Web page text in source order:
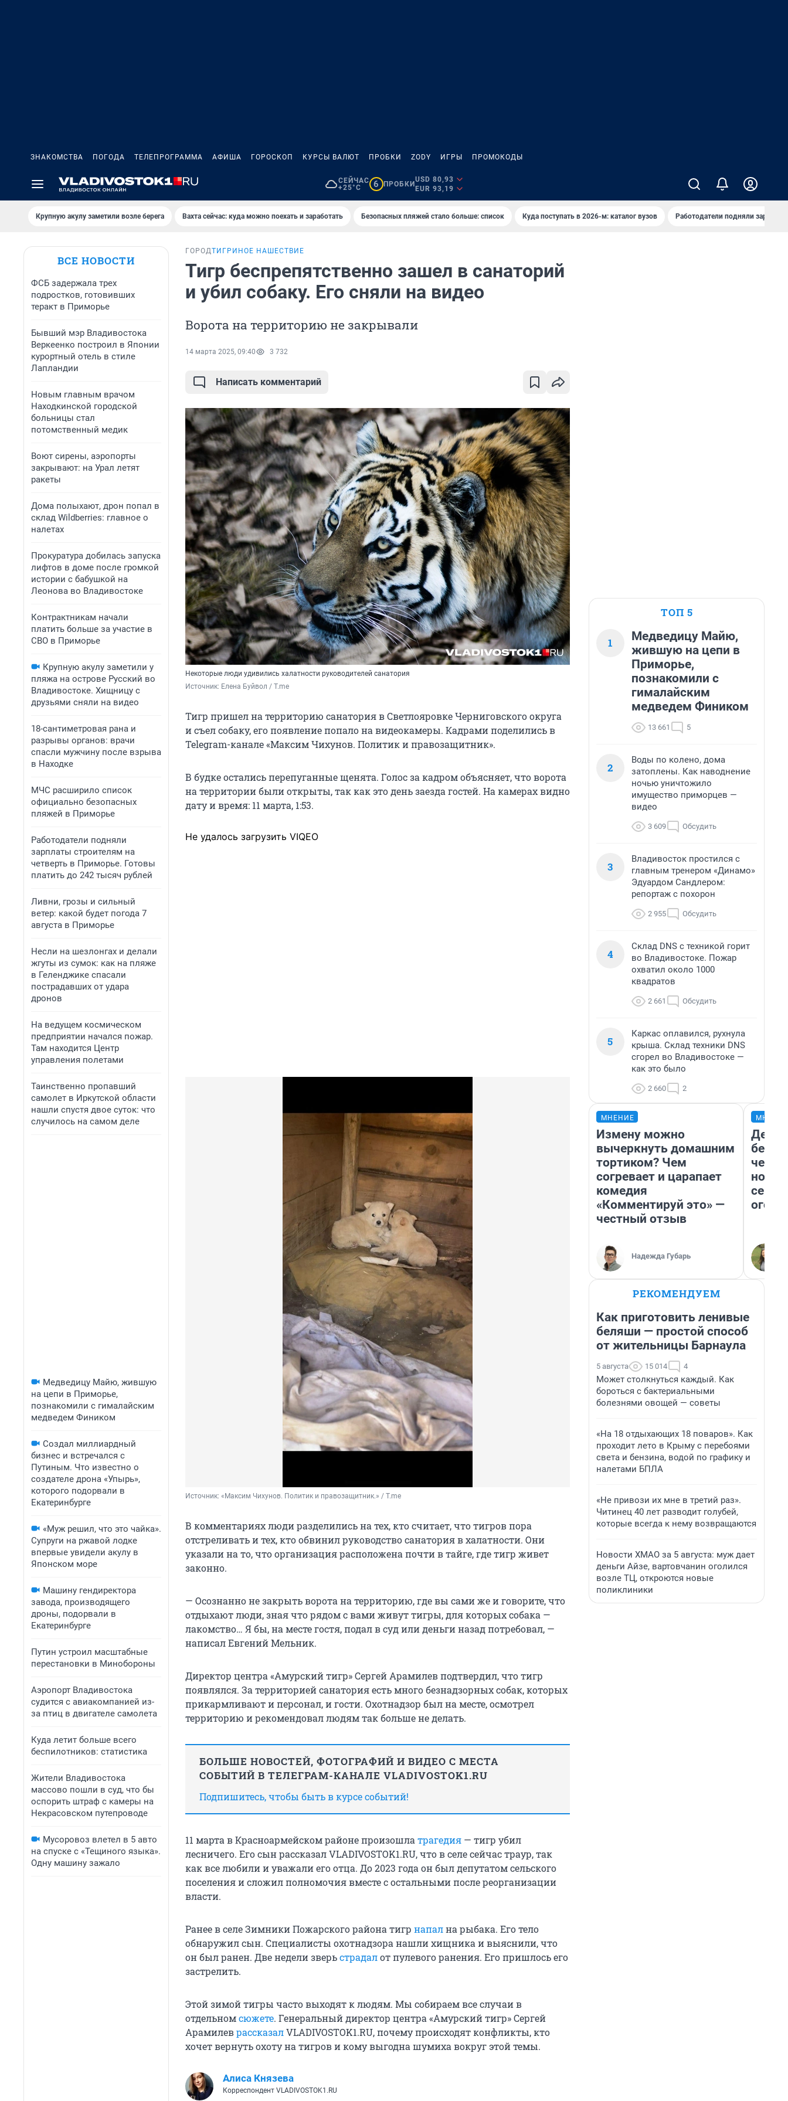
ЗНАКОМСТВА ПОГОДА ТЕЛЕПРОГРАММА АФИША ГОРОСКОП КУРСЫ ВАЛЮТ ПРОБКИ ZODY ИГРЫ ПРОМОКОДЫ
СЕЙЧАС
+25°C
6 ПРОБКИ
USD 80,93
EUR 93,19
Крупную акулу заметили возле берега Вахта сейчас: куда можно поехать и заработать Безопасных пляжей стало больше: список Куда поступать в 2026-м: каталог вузов Работодатели подняли
ВСЕ НОВОСТИ
ФСБ задержала трех
подростков, готовивших
теракт в Приморье
Бывший мэр Владивостока
Веркеенко построил в Японии
курортный отель в стиле
Лапландии
Новым главным врачом
Находкинской городской
больницы стал
потомственный медик
Воют сирены, аэропорты
закрывают: на Урал летят
ракеты
Дома полыхают, дрон попал в
склад Wildberries: главное о
налетах
Прокуратура добилась запуска
лифтов в доме после громкой
истории с бабушкой на
Леонова во Владивостоке
Контрактникам начали
платить больше за участие в
СВО в Приморье
Крупную акулу заметили у
пляжа на острове Русский во
Владивостоке. Хищницу с
друзьями сняли на видео
18-сантиметровая рана и
разрывы органов: врачи
спасли мужчину после взрыва
в Находке
МЧС расширило список
официально безопасных
пляжей в Приморье
Работодатели подняли
зарплаты строителям на
четверть в Приморье. Готовы
платить до 242 тысяч рублей
Ливни, грозы и сильный
ветер: какой будет погода 7
августа в Приморье
Несли на шезлонгах и делали
жгуты из сумок: как на пляже
в Геленджике спасали
пострадавших от удара
дронов
На ведущем космическом
предприятии начался пожар.
Там находится Центр
управления полетами
Таинственно пропавший
самолет в Иркутской области
нашли спустя двое суток: что
случилось на самом деле
Медведицу Майю, жившую
на цепи в Приморье,
познакомили с гималайским
медведем Фиником
Создал миллиардный
бизнес и встречался с
Путиным. Что известно о
создателе дрона «Упырь»,
которого подорвали в
Екатеринбурге
«Муж решил, что это чайка».
Супруги на ржавой лодке
впервые увидели акулу в
Японском море
Машину гендиректора
завода, производящего
дроны, подорвали в
Екатеринбурге
Путин устроил масштабные
перестановки в Минобороны
Аэропорт Владивостока
судится с авиакомпанией из-
за птиц в двигателе самолета
Куда летит больше всего
беспилотников: статистика
Жители Владивостока
массово пошли в суд, что бы
оспорить штраф с камеры на
Некрасовском путепроводе
Мусоровоз влетел в 5 авто
на спуске с «Тещиного языка».
Одну машину зажало
ГОРОДТИГРИНОЕ НАШЕСТВИЕ
Тигр беспрепятственно зашел в санаторий
и убил собаку. Его сняли на видео
Ворота на территорию не закрывали
14 марта 2025, 09:40 3 732
Написать комментарий
Некоторые люди удивились халатности руководителей санатория
Источник: Елена Буйвол / T.me
Тигр пришел на территорию санатория в Светлояровке Черниговского округа
и съел собаку, его появление попало на видеокамеры. Кадрами поделились в
Telegram-канале «Максим Чихунов. Политик и правозащитник».
В будке остались перепуганные щенята. Голос за кадром объясняет, что ворота
на территории были открыты, так как это день заезда гостей. На камерах видно
дату и время: 11 марта, 1:53.
Не удалось загрузить VIQEO
Источник: «Максим Чихунов. Политик и правозащитник.» / T.me
В комментариях люди разделились на тех, кто считает, что тигров пора
отстреливать и тех, кто обвинил руководство санатория в халатности. Они
указали на то, что организация расположена почти в тайге, где тигр живет
законно.
— Осознанно не закрыть ворота на территорию, где вы сами же и говорите, что
отдыхают люди, зная что рядом с вами живут тигры, для которых собака —
лакомство… Я бы, на месте гостя, подал в суд или деньги назад потребовал, —
написал Евгений Мельник.
Директор центра «Амурский тигр» Сергей Арамилев подтвердил, что тигр
появлялся. За территорией санатория есть много безнадзорных собак, которых
прикармливают и персонал, и гости. Охотнадзор был на месте, осмотрел
территорию и рекомендовал людям так больше не делать.
БОЛЬШЕ НОВОСТЕЙ, ФОТОГРАФИЙ И ВИДЕО С МЕСТА
СОБЫТИЙ В ТЕЛЕГРАМ-КАНАЛЕ VLADIVOSTOK1.RU
Подпишитесь, чтобы быть в курсе событий!
11 марта в Красноармейском районе произошла трагедия — тигр убил
лесничего. Его сын рассказал VLADIVOSTOK1.RU, что в селе сейчас траур, так
как все любили и уважали его отца. До 2023 года он был депутатом сельского
поселения и сложил полномочия вместе с остальными после реорганизации
власти.
Ранее в селе Зимники Пожарского района тигр напална рыбака. Его тело
обнаружил сын. Специалисты охотнадзора нашли хищника и выяснили, что
он был ранен. Две недели зверьстрадалот пулевого ранения. Его пришлось его
застрелить.
Этой зимой тигры часто выходят к людям. Мы собираем все случаи в
отдельномсюжете. Генеральный директор центра «Амурский тигр» Сергей
АрамилеврассказалVLADIVOSTOK1.RU, почему происходят конфликты, кто
хочет вернуть охоту на тигров и кому выгодна шумиха вокруг этой темы.
Алиса Князева
Корреспондент VLADIVOSTOK1.RU
ТОП 5
1
Медведицу Майю,
жившую на цепи в
Приморье,
познакомили с
гималайским
медведем Фиником
13 661 5
2
Воды по колено, дома
затоплены. Как наводнение
ночью уничтожило
имущество приморцев —
видео
3 609 Обсудить
3
Владивосток простился с
главным тренером «Динамо»
Эдуардом Сандлером:
репортаж с похорон
2 955 Обсудить
4
Склад DNS с техникой горит
во Владивостоке. Пожар
охватил около 1000
квадратов
2 661 Обсудить
5
Каркас оплавился, рухнула
крыша. Склад техники DNS
сгорел во Владивостоке —
как это было
2 660 2
МНЕНИЕ
Измену можно
вычеркнуть домашним
тортиком? Чем
согревает и царапает
комедия
«Комментируй это» —
честный отзыв
Надежда Губарь
без
РЕКОМЕНДУЕМ
Как приготовить ленивые
беляши — простой способ
от жительницы Барнаула
5 августа 15 014 4
Может столкнуться каждый. Как
бороться с бактериальными
болезнями овощей — советы
«На 18 отдыхающих 18 поваров». Как
проходит лето в Крыму с перебоями
света и бензина, водой по графику и
налетами БПЛА
«Не привози их мне в третий раз».
Читинец 40 лет разводит голубей,
которые всегда к нему возвращаются
Новости ХМАО за 5 августа: муж дает
деньги Айзе, вартовчанин оголился
возле ТЦ, откроются новые
поликлиники